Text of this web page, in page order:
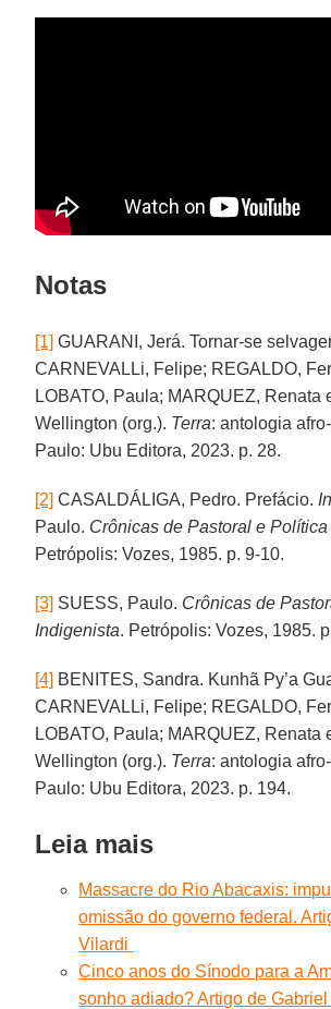
Notas
[1] GUARANI, Jerá. Tornar-se
CARNEVALLi, Felipe; REGALDO,
LOBATO, Paula; MARQUEZ, Renata
Wellington (org.). Terra: antologia
Paulo: Ubu Editora, 2023. p. 28.
[2] CASALDÁLIGA, Pedro. Prefácio. In
Paulo. Crônicas de Pastoral e
Petrópolis: Vozes, 1985. p. 9-10.
[3] SUESS, Paulo. Crônicas de
Indigenista. Petrópolis: Vozes, 1985.
[4] BENITES, Sandra. Kunhã Py’a
CARNEVALLi, Felipe; REGALDO,
LOBATO, Paula; MARQUEZ, Renata
Wellington (org.). Terra: antologia
Paulo: Ubu Editora, 2023. p. 194.
Leia mais
Massacre do Rio Abacaxis:
omissão do governo federal.
Vilardi
Cinco anos do Sínodo para a
sonho adiado? Artigo de